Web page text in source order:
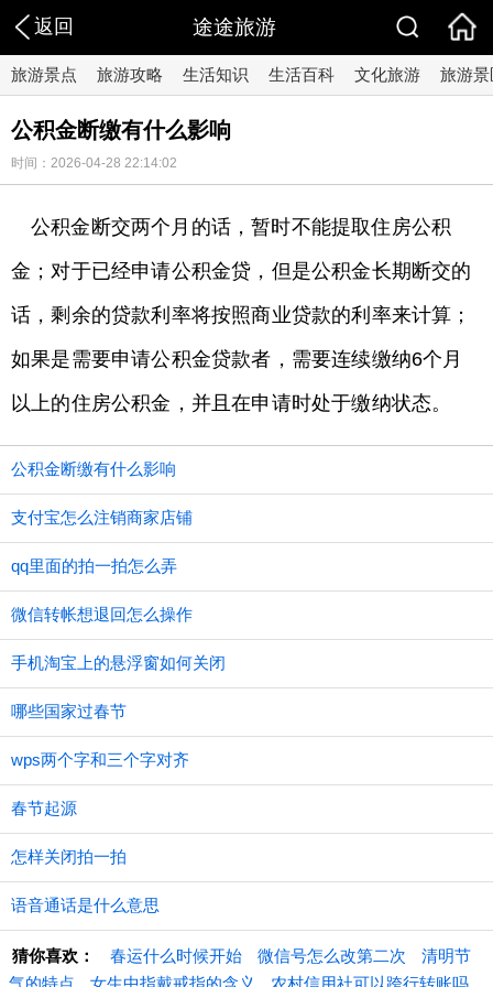
返回 途途旅游
旅游景点 旅游攻略 生活知识 生活百科 文化旅游 旅游景
公积金断缴有什么影响
时间：2026-04-28 22:14:02
公积金断交两个月的话，暂时不能提取住房公积
金；对于已经申请公积金贷，但是公积金长期断交的
话，剩余的贷款利率将按照商业贷款的利率来计算；
如果是需要申请公积金贷款者，需要连续缴纳6个月
以上的住房公积金，并且在申请时处于缴纳状态。
公积金断缴有什么影响
支付宝怎么注销商家店铺
qq里面的拍一拍怎么弄
微信转帐想退回怎么操作
手机淘宝上的悬浮窗如何关闭
哪些国家过春节
wps两个字和三个字对齐
春节起源
怎样关闭拍一拍
语音通话是什么意思
猜你喜欢： 春运什么时候开始 微信号怎么改第二次
清明节
气的特点
女生中指戴戒指的含义 农村信用社可以跨行转账吗